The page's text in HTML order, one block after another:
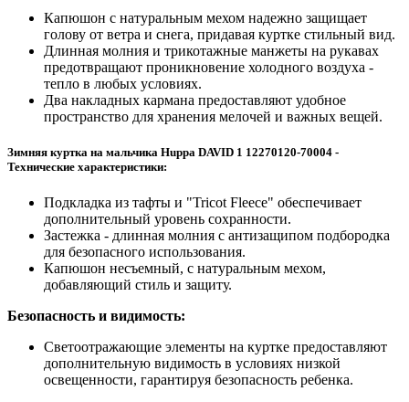
Капюшон с натуральным мехом надежно защищает
голову от ветра и снега, придавая куртке стильный вид.
Длинная молния и трикотажные манжеты на рукавах
предотвращают проникновение холодного воздуха -
тепло в любых условиях.
Два накладных кармана предоставляют удобное
пространство для хранения мелочей и важных вещей.
Зимняя куртка на мальчика Huppa DAVID 1 12270120-70004 -
Технические характеристики:
Подкладка из тафты и "Tricot Fleece" обеспечивает
дополнительный уровень сохранности.
Застежка - длинная молния с антизащипом подбородка
для безопасного использования.
Капюшон несъемный, с натуральным мехом,
добавляющий стиль и защиту.
Безопасность и видимость:
Светоотражающие элементы на куртке предоставляют
дополнительную видимость в условиях низкой
освещенности, гарантируя безопасность ребенка.